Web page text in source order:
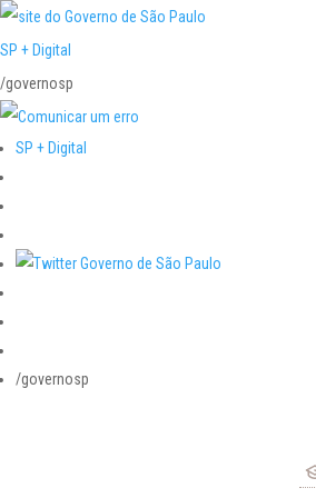
SP + Digital
/governosp
SP + Digital
/governosp